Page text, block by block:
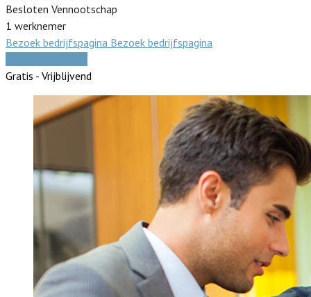
Besloten Vennootschap
1 werknemer
Bezoek bedrijfspagina Bezoek bedrijfspagina
Gratis - Vrijblijvend